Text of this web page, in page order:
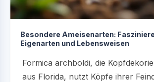
Besondere Ameisenarten:
Eigenarten und Lebensweisen
Formica archboldi, die
aus Florida, nutzt Köpfe ihrer